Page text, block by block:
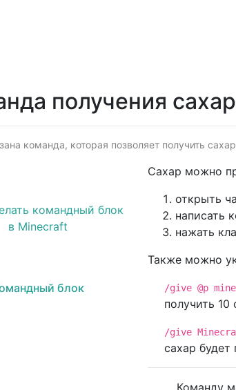
получения
команда, которая позволяет получить
блок
Сахар можно
открыть
написать
нажать
Также можно
/give @p
получить 10
/give
сахар
Команду